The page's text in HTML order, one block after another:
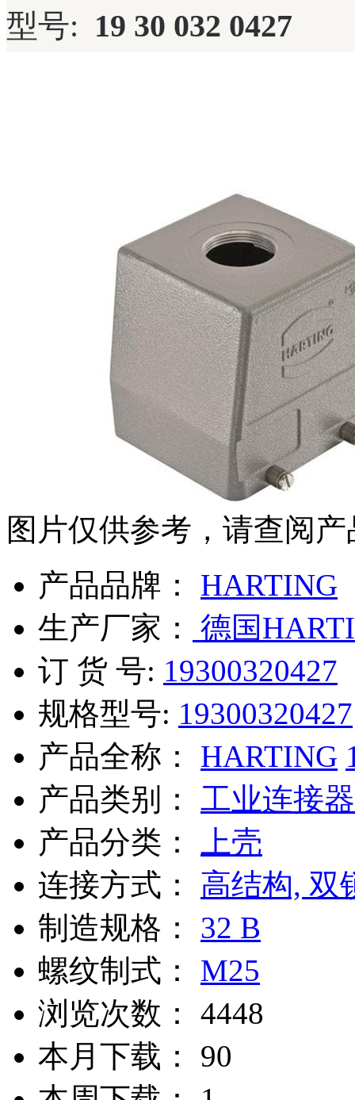
型号: 19 30 032 0427
图片仅供参考，请查阅
产品品牌：
HARTING
生产厂家：
德国
订 货 号: 19300320427
规格型号: 19300320427
产品全称：
HARTING
产品类别：
工业连接
产品分类：
上壳
连接方式：
高结构, 双
制造规格：
32 B
螺纹制式：
M25
浏览次数：
4448
本月下载：
90